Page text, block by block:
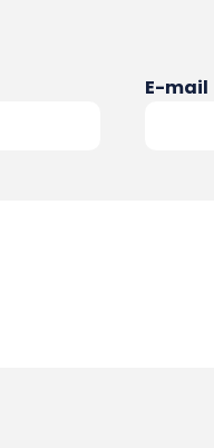
E-mail